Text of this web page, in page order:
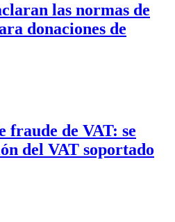
las normas de
donaciones de
fraude de VAT: se
del VAT soportado